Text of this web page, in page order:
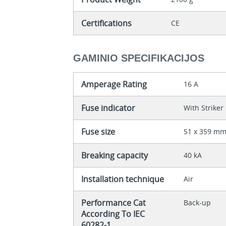
Certifications CE
GAMINIO SPECIFIKACIJOS
Amperage Rating 16 A
Fuse indicator With Striker
Fuse size 51 x 359
Breaking capacity 40 kA
Installation technique Air
Performance Cat
According To IEC
Back-up